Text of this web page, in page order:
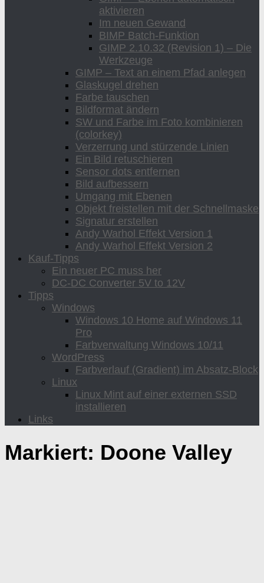
aktivieren
Im neuen Gewand
BIMP Batch-Funktion
GIMP 2.10.32 (Revision 1) – Die
Werkzeuge
GIMP – Text an einem Pfad anlegen
Glaskugel drehen
Farbe tauschen
Bildformat ändern
SW und Farbe im Foto kombinieren
(colorkey)
Verzerrung und stürzende Linien
Ein Bild retuschieren
Sensor dots entfernen
Bild aufbessern
Umgang mit Ebenen
Objekt freistellen mit der Schnellmaske
Signatur erstellen
Andy Warhol Effekt Version 1
Andy Warhol Effekt Version 2
Kauf-Tipps
Ein neuer PC muss her
DC-DC Converter 5V to 12V
Tipps
Windows
Windows 10 Home auf Windows 11
Pro
Farbverwaltung Windows 10/11
WordPress
Farbverlauf (Gradient) im Absatz-Block
Linux
Linux Mint auf einer externen SSD
installieren
Links
Markiert: Doone Valley